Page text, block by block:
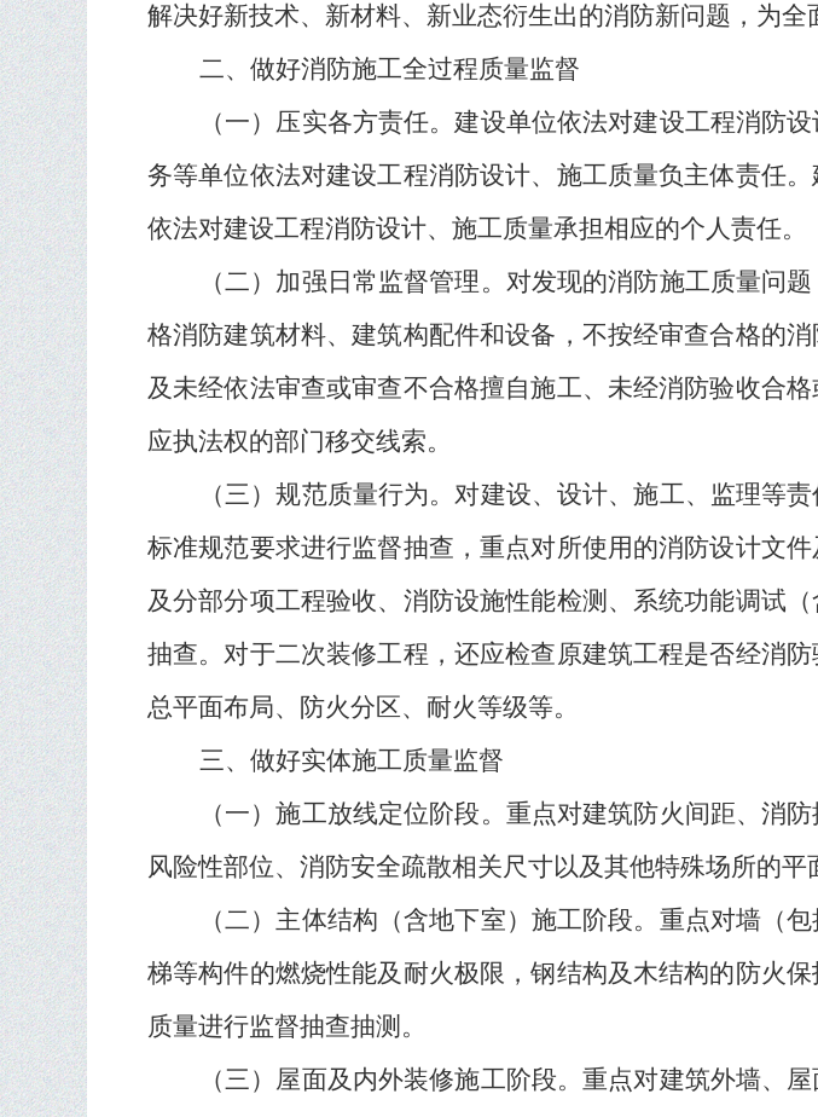
解决好新技术、新材料、新业态衍生出的消防新问题，为
二、做好消防施工全过程质量监督
（一）压实各方责任。建设单位依法对建设工程消防
务等单位依法对建设工程消防设计、施工质量负主体责任
依法对建设工程消防设计、施工质量承担相应的个人责任。
（二）加强日常监督管理。 对发现的消防施工质量问
格消防建筑材料、建筑构配件和设备，不按经审查合格的
及未经依法审查或审查不合格擅自施工、未经消防验收合
应执法权的部门移交线索。
（三）规范质量行为。对建设、设计、施工、监理等
标准规范要求进行监督抽查，重点对所使用的消防设计文
及分部分项工程验收、消防设施性能检测、系统功能调试
抽查。对于二次装修工程，还应检查原建筑工程是否经消
总平面布局、防火分区、耐火等级等。
三、做好实体施工质量监督
（一）施工放线定位阶段。 重点对建筑防火间距、消
风险性部位、消防安全疏散相关尺寸以及其他特殊场所的平
（二）主体结构（含地下室）施工阶段。 重点对墙（
梯等构件的燃烧性能及耐火极限，钢结构及木结构的防火
质量进行监督抽查抽测。
（三）屋面及内外装修施工阶段。重点对建筑外墙、